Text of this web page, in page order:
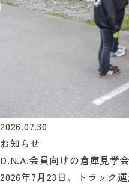
2026.07.30
お知らせ
D.N.A.会員向けの倉庫見学
2026年7月23日、トラック